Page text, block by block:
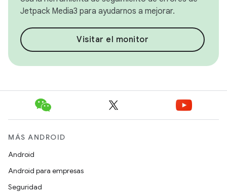
Jetpack Media3 para ayudarnos a mejorar.
Visitar el monitor
MÁS ANDROID
Android
Android para empresas
Seguridad